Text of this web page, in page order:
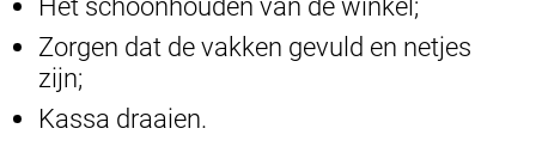
Zorgen dat de vakken gevuld en netjes
zijn;
Kassa draaien.